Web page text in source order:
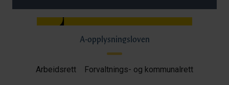
A-opplysningsloven
Arbeidsrett Forvaltnings- og kommunalrett